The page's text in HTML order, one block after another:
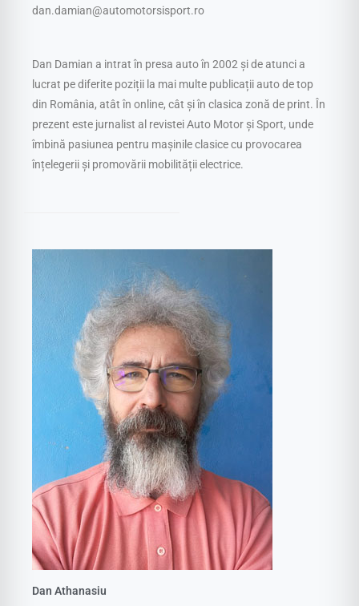
dan.damian@automotorsisport.ro
Dan Damian a intrat în presa auto în 2002 și de atunci a
lucrat pe diferite poziții la mai multe publicații auto de top
din România, atât în online, cât și în clasica zonă de print. În
prezent este jurnalist al revistei Auto Motor și Sport, unde
îmbină pasiunea pentru mașinile clasice cu provocarea
înțelegerii și promovării mobilității electrice.
Dan Athanasiu